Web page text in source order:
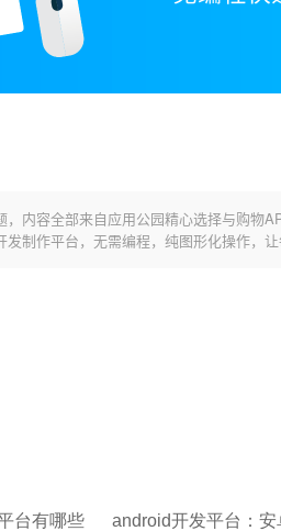
内容全部来自应用公园精心选择与购物
制作平台，无需编程，纯图形化操作，
台有哪些